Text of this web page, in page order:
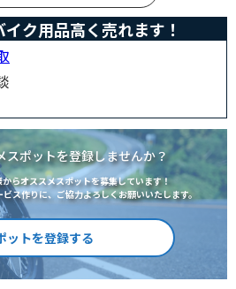
ク用品高く売れます！
スポットを登録しませんか？
らオススメスポットを募集しています！
ス作りに、ご協力よろしくお願いいたします。
ットを登録する